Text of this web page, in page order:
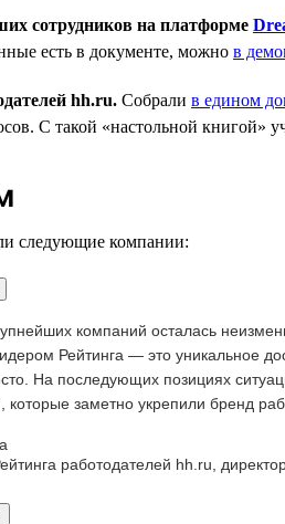
сотрудников на платформе
есть в документе, можно в
hh.ru. Собрали в едином
С такой «настольной книгой»
следующие компании:
компаний осталась
Рейтинга — это уникальное
На последующих позициях
которые заметно укрепили бренд
работодателей hh.ru,